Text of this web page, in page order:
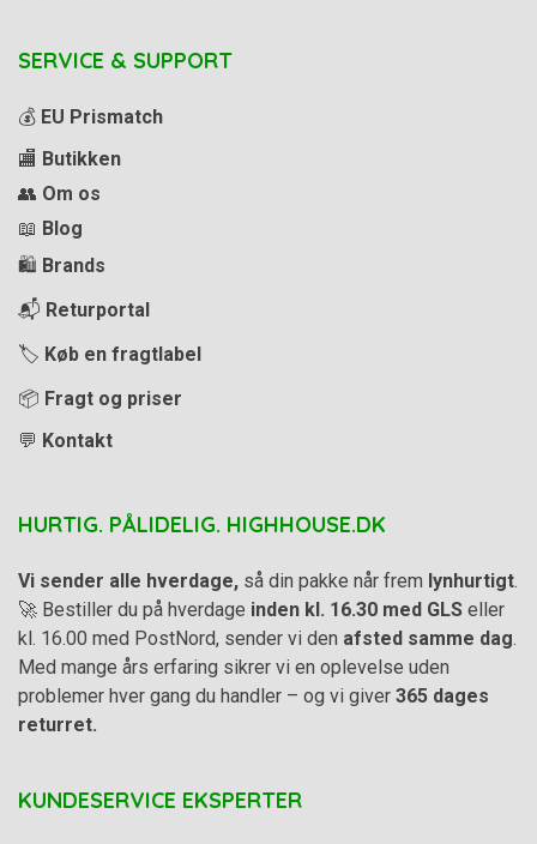
SERVICE & SUPPORT
💰 EU Prismatch
🏬 Butikken
👥 Om os
📖 Blog
🛍️ Brands
📬 Returportal
🏷️ Køb en fragtlabel
📦 Fragt og priser
💬 Kontakt
HURTIG. PÅLIDELIG. HIGHHOUSE.DK
Vi sender alle hverdage, så din pakke når frem lynhurtigt
🚀 Bestiller du på hverdage inden kl. 16.30 med GLS eller
kl. 16.00 med PostNord, sender vi den afsted samme dag
Med mange års erfaring sikrer vi en oplevelse uden
problemer hver gang du handler – og vi giver 365 dages
returret.
KUNDESERVICE EKSPERTER